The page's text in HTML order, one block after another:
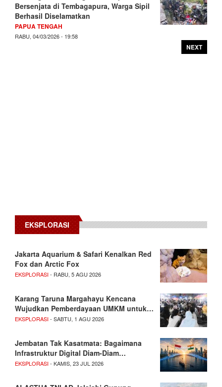
Bersenjata di Tembagapura, Warga Sipil
Berhasil Diselamatkan
PAPUA TENGAH
RABU, 04/03/2026 - 19:58
NEXT
EKSPLORASI
Jakarta Aquarium & Safari Kenalkan Red
Fox dan Arctic Fox
EKSPLORASI- RABU, 5 AGU 2026
Karang Taruna Margahayu Kencana
Wujudkan Pemberdayaan UMKM untuk…
EKSPLORASI- SABTU, 1 AGU 2026
Jembatan Tak Kasatmata: Bagaimana
Infrastruktur Digital Diam-Diam…
EKSPLORASI- KAMIS, 23 JUL 2026